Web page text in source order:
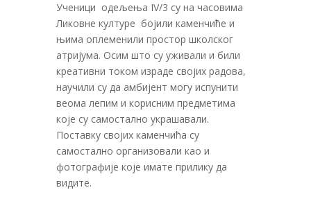
Ученици одељења IV/3 су на часовима
Ликовне културе бојили каменчиће и
њима оплеменили простор школског
атријума. Осим што су уживали и били
креативни током израде својих радова,
научили су да амбијент могу испунити
веома лепим и корисним предметима
које су самостално украшавали.
Поставку својих каменчића су
самостално организовали као и
фотографије које имате прилику да
видите.